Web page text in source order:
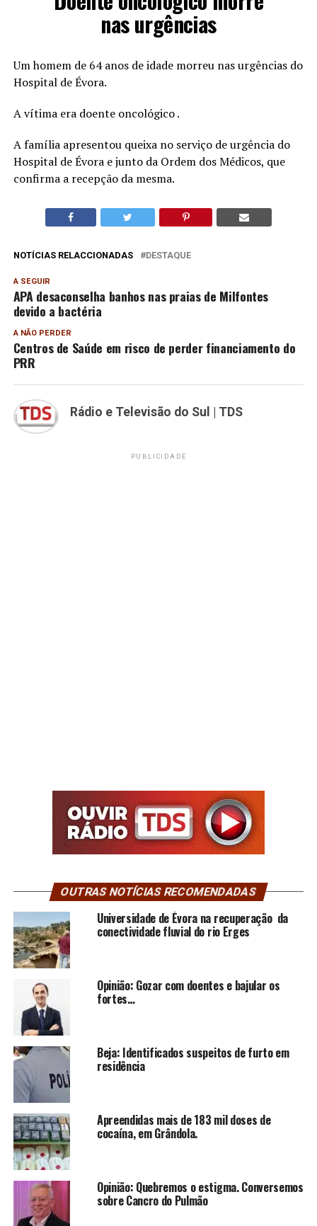
nas urgências
Um homem de 64 anos de idade morreu nas urgências do
Hospital de Évora.
A vítima era doente oncológico .
A família apresentou queixa no serviço de urgência do
Hospital de Évora e junto da Ordem dos Médicos, que
confirma a recepção da mesma.
NOTÍCIAS RELACCIONADAS DESTAQUE
A SEGUIR
APA desaconselha banhos nas praias de Milfontes
devido a bactéria
A NÃO PERDER
Centros de Saúde em risco de perder financiamento do
PRR
Rádio e Televisão do Sul | TDS
PUBLICIDADE
OUTRAS NOTÍCIAS RECOMENDADAS
Universidade de Évora na recuperação da
conectividade fluvial do rio Erges
Opinião: Gozar com doentes e bajular os
fortes…
Beja: Identificados suspeitos de furto em
residência
Apreendidas mais de 183 mil doses de
cocaína, em Grândola.
Opinião: Quebremos o estigma. Conversemos
sobre Cancro do Pulmão